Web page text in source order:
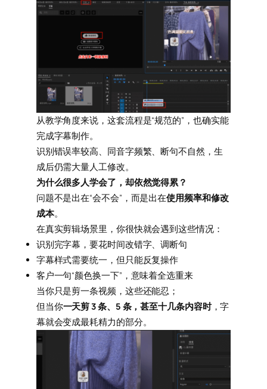
从教学角度来说，这套流程是“规范的”，也确实能
完成字幕制作。
识别错误率较高、同音字频繁、断句不自然，生
成后仍需大量人工修改。
为什么很多人学会了，却依然觉得累？
问题不是出在“会不会”，而是出在使用频率和修改
成本。
在真实剪辑场景里，你很快就会遇到这些情况：
识别完字幕，要花时间改错字、调断句
字幕样式需要统一，但只能反复操作
客户一句“颜色换一下”，意味着全选重来
当你只是剪一条视频，这些还能忍；
但当你一天剪 3 条、5 条，甚至十几条内容时，字
幕就会变成最耗精力的部分。